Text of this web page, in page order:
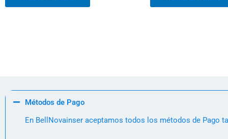
Métodos de Pago
En BellNovainser aceptamos todos los métodos de Pago